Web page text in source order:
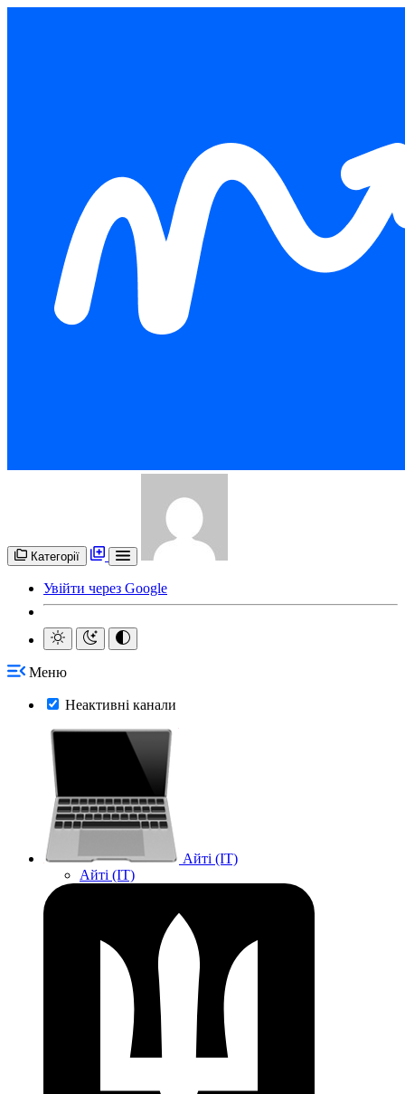
Категорії
Увійти через Google
Меню
Неактивні канали
Айті (IT)
Айті (IT)